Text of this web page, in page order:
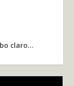
claro...